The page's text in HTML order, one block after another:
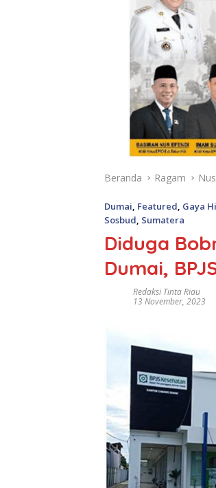
Beranda Ragam
Dumai, Featured, Gaya
Sosbud, Sumatera
Diduga
Dumai,
Redaksi Tinta Riau
13 November, 2023